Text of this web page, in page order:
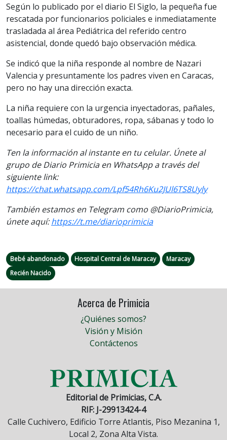
Según lo publicado por el diario El Siglo, la pequeña fue
rescatada por funcionarios policiales e inmediatamente
trasladada al área Pediátrica del referido centro
asistencial, donde quedó bajo observación médica.
Se indicó que la niña responde al nombre de Nazari
Valencia y presuntamente los padres viven en Caracas,
pero no hay una dirección exacta.
La niña requiere con la urgencia inyectadoras, pañales,
toallas húmedas, obturadores, ropa, sábanas y todo lo
necesario para el cuido de un niño.
Ten la información al instante en tu celular. Únete al
grupo de Diario Primicia en WhatsApp a través del
siguiente link:
https://chat.whatsapp.com/Lpf54Rh6Ku2JUl6TS8Uyly
También estamos en Telegram como @DiarioPrimicia,
únete aquí:https://t.me/diarioprimicia
Bebé abandonado Hospital Central de Maracay
Maracay
Recién Nacido
Acerca de Primicia
¿Quiénes somos?
Visión y Misión
Contáctenos
Editorial de Primicias, C.A.
RIF: J-29913424-4
Calle Cuchivero, Edificio Torre Atlantis, Piso Mezanina 1,
Local 2, Zona Alta Vista.